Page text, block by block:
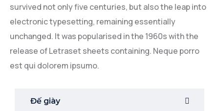
survived not only five centuries, but also the leap into
electronic typesetting, remaining essentially
unchanged. It was popularised in the 1960s with the
release of Letraset sheets containing. Neque porro
est qui dolorem ipsumo.
Đế giày